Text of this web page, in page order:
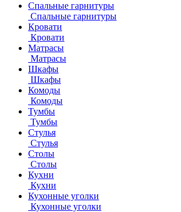
Спальные гарнитуры
Спальные гарнитуры
Кровати
Кровати
Матрасы
Матрасы
Шкафы
Шкафы
Комоды
Комоды
Тумбы
Тумбы
Стулья
Стулья
Столы
Столы
Кухни
Кухни
Кухонные уголки
Кухонные уголки